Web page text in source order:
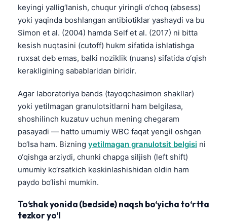
keyingi yallig‘lanish, chuqur yiringli o‘choq (absess)
yoki yaqinda boshlangan antibiotiklar yashaydi va bu
Simon et al. (2004) hamda Self et al. (2017) ni bitta
kesish nuqtasini (cutoff) hukm sifatida ishlatishga
ruxsat deb emas, balki noziklik (nuans) sifatida o‘qish
kerakligining sabablaridan biridir.
Agar laboratoriya bands (tayoqchasimon shakllar)
yoki yetilmagan granulotsitlarni ham belgilasa,
shoshilinch kuzatuv uchun mening chegaram
pasayadi — hatto umumiy WBC faqat yengil oshgan
bo‘lsa ham. Bizning yetilmagan granulotsit belgisi ni
o‘qishga arziydi, chunki chapga siljish (left shift)
umumiy ko‘rsatkich keskinlashishidan oldin ham
paydo bo‘lishi mumkin.
To‘shak yonida (bedside) naqsh bo‘yicha to‘rtta
tezkor yo‘l
Čeština
Русский
Lietuvių kalba
Polski
한국어
Slovenščina
Magyar
Shqip
বাংলা
اردو
मराठी
తెలుగు